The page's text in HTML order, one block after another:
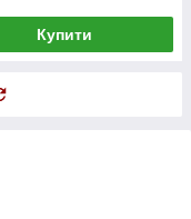
Купити